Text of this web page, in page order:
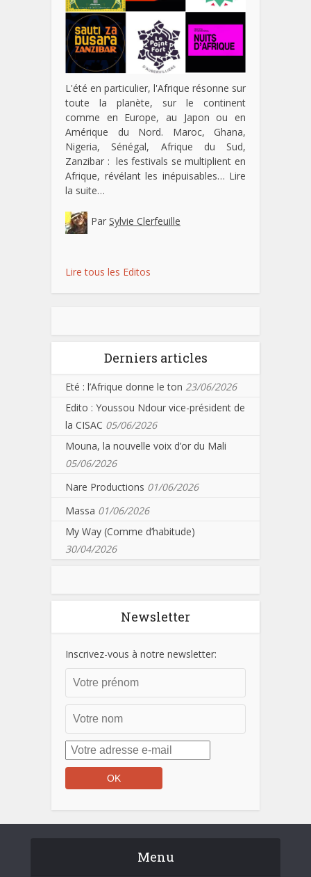
L'été en particulier, l'Afrique résonne sur
toute la planète, sur le continent
comme en Europe, au Japon ou en
Amérique du Nord. Maroc, Ghana,
Nigeria, Sénégal, Afrique du Sud,
Zanzibar : les festivals se multiplient en
Afrique, révélant les inépuisables… Lire
la suite…
Par Sylvie Clerfeuille
Lire tous les Editos
Derniers articles
Eté : l’Afrique donne le ton 23/06/2026
Edito : Youssou Ndour vice-président de
la CISAC 05/06/2026
Mouna, la nouvelle voix d’or du Mali
05/06/2026
Nare Productions 01/06/2026
Massa 01/06/2026
My Way (Comme d’habitude)
30/04/2026
Newsletter
Inscrivez-vous à notre newsletter:
Menu